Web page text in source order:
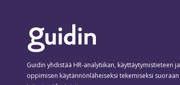
Guidin yhdistää HR-analytiikan, käyttäytymistieteen ja
oppimisen käytännönläheiseksi tekemiseksi suoraan